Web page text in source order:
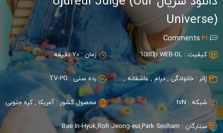
Universe)
21
Comments
کیفیت : 1080p WEB-DL زمان : 70 دقیقه
ژانر : خانوادگی,درام ,عاشقانه ,کمدی,مستند
رده سنی : TV-PG
شبکه : tvN محصول کشور : آمریکا, کره جنوبی
ستارگان : Bae In-Hyuk,Roh Jeong-eui,Park Seoham